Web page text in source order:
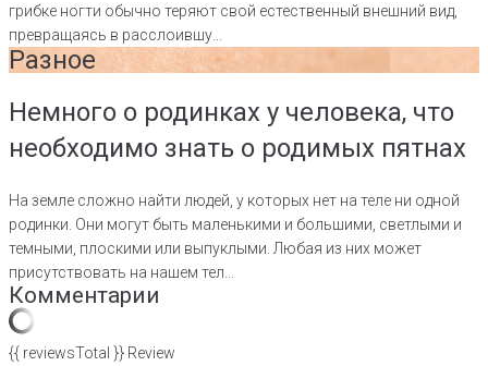
грибке ногти обычно теряют свой естественный внешний вид,
превращаясь в расслоившу...
Разное
Немного о родинках у человека, что
необходимо знать о родимых пятнах
На земле сложно найти людей, у которых нет на теле ни одной
родинки. Они могут быть маленькими и большими, светлыми и
темными, плоскими или выпуклыми. Любая из них может
присутствовать на нашем тел...
Комментарии
{{ reviewsTotal }} Review